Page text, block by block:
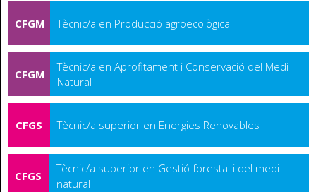
CFGM Tècnic/a en Producció agroecològica
CFGM
Tècnic/a en Aprofitament i Conservació del Medi
Natural
CFGS Tècnic/a superior en Energies Renovables
CFGS
Tècnic/a superior en Gestió forestal i del medi
natural